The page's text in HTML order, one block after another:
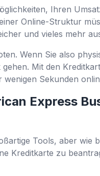
Ihren
Online-Struktur
und vieles mehr
Wenn Sie also
Mit den
Sekunden
Express
Tools, aber wie
Kreditkarte zu